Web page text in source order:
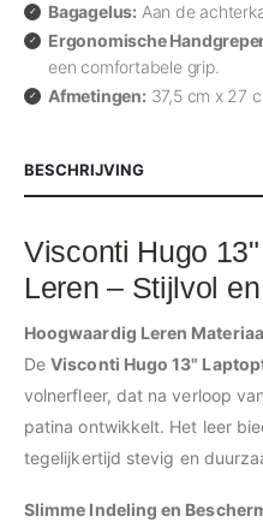
Bagagelus: Aan de
Ergonomische
een comfortabele grip.
Afmetingen: 37,5 cm x 27
BESCHRIJVING
Visconti Hugo
Leren – Stijlvol
Hoogwaardig Leren
DeVisconti Hugo 13"
volnerfleer, dat na verloop
patina ontwikkelt. Het leer
tegelijkertijd stevig en
Slimme Indeling en